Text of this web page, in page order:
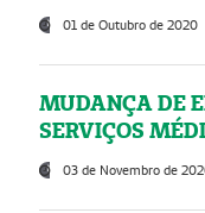
01 de Outubro de 2020
MUDANÇA DE
SERVIÇOS
03 de Novembro de